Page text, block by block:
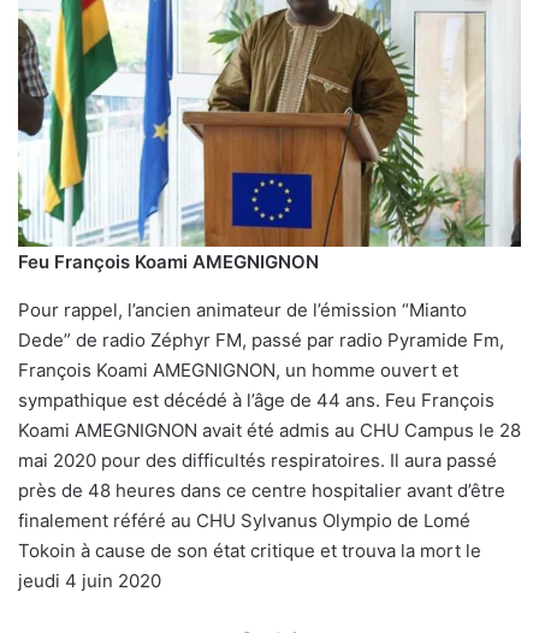
Feu François Koami AMEGNIGNON
Pour rappel, l’ancien animateur de l’émission “Mianto
Dede” de radio Zéphyr FM, passé par radio Pyramide Fm,
François Koami AMEGNIGNON, un homme ouvert et
sympathique est décédé à l’âge de 44 ans. Feu François
Koami AMEGNIGNON avait été admis au CHU Campus le 28
mai 2020 pour des difficultés respiratoires. Il aura passé
près de 48 heures dans ce centre hospitalier avant d’être
finalement référé au CHU Sylvanus Olympio de Lomé
Tokoin à cause de son état critique et trouva la mort le
jeudi 4 juin 2020